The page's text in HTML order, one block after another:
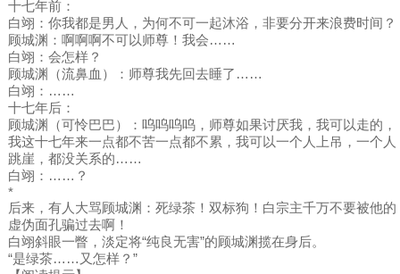
十七年前：
白翊：你我都是男人，为何不可一起沐浴，非要分开来浪费时间？
顾城渊：啊啊啊不可以师尊！我会……
白翊：会怎样？
顾城渊（流鼻血）：师尊我先回去睡了……
白翊：……
十七年后：
顾城渊（可怜巴巴）：呜呜呜呜，师尊如果讨厌我，我可以走的，
我这十七年来一点都不苦一点都不累，我可以一个人上吊，一个人
跳崖，都没关系的……
白翊：……？
*
后来，有人大骂顾城渊：死绿茶！双标狗！白宗主千万不要被他的
虚伪面孔骗过去啊！
白翊斜眼一瞥，淡定将“纯良无害”的顾城渊揽在身后。
“是绿茶……又怎样？”